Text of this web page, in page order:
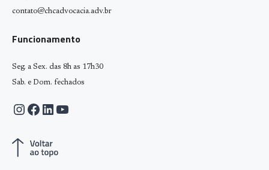
contato@chcadvocacia.adv.br
Funcionamento
Seg. a Sex. das 8h as 17h30
Sab. e Dom. fechados
Instagram
Facebook
LinkedIn
Youtube